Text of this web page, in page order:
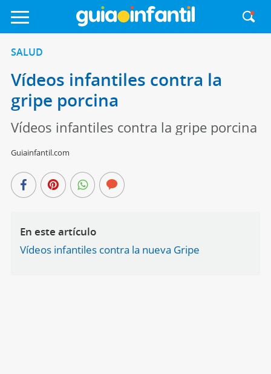
SALUD
Vídeos infantiles contra la
gripe porcina
Vídeos infantiles contra la gripe porcina
Guiainfantil.com
En este artículo
Vídeos infantiles contra la nueva Gripe